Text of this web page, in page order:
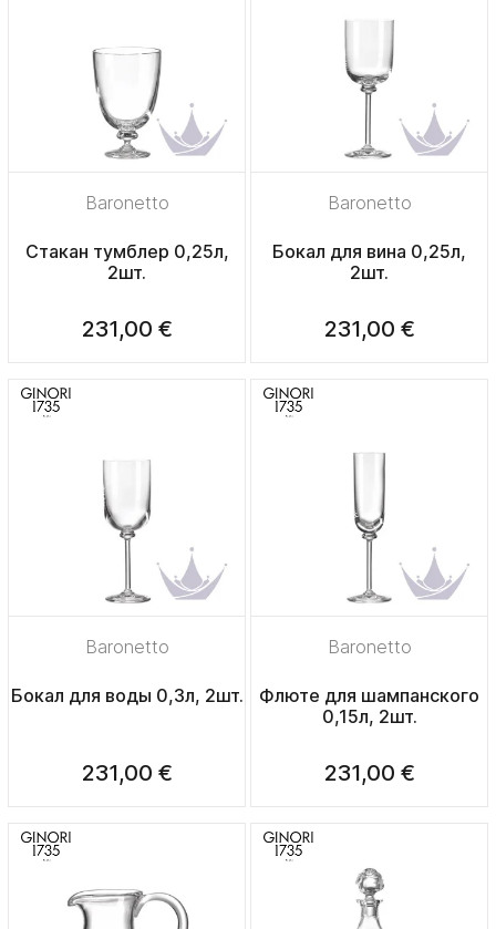
Baronetto
Стакан тумблер 0,25л,
2шт.
231,00 €
Baronetto
Бокал для вина 0,25л,
2шт.
231,00 €
Baronetto
Бокал для воды 0,3л, 2шт.
231,00 €
Baronetto
Флюте для шампанского
0,15л, 2шт.
231,00 €